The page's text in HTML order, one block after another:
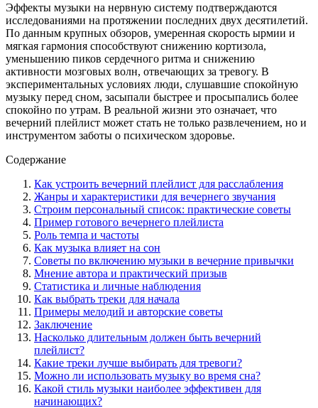
Эффекты музыки на нервную систему подтверждаются
исследованиями на протяжении последних двух десятилетий.
По данным крупных обзоров, умеренная скорость ырмии и
мягкая гармония способствуют снижению кортизола,
уменьшению пиков сердечного ритма и снижению
активности мозговых волн, отвечающих за тревогу. В
экспериментальных условиях люди, слушавшие спокойную
музыку перед сном, засыпали быстрее и просыпались более
спокойно по утрам. В реальной жизни это означает, что
вечерний плейлист может стать не только развлечением, но и
инструментом заботы о психическом здоровье.
Содержание
Как устроить вечерний плейлист для расслабления
Жанры и характеристики для вечернего звучания
Строим персональный список: практические советы
Пример готового вечернего плейлиста
Роль темпа и частоты
Как музыка влияет на сон
Советы по включению музыки в вечерние привычки
Мнение автора и практический призыв
Статистика и личные наблюдения
Как выбрать треки для начала
Примеры мелодий и авторские советы
Заключение
Насколько длительным должен быть вечерний
плейлист?
Какие треки лучше выбирать для тревоги?
Можно ли использовать музыку во время сна?
Какой стиль музыки наиболее эффективен для
начинающих?